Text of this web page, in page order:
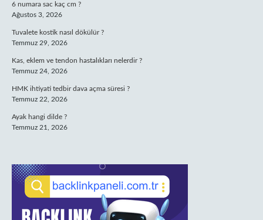
6 numara sac kaç cm ?
Ağustos 3, 2026
Tuvalete kostik nasıl dökülür ?
Temmuz 29, 2026
Kas, eklem ve tendon hastalıkları nelerdir ?
Temmuz 24, 2026
HMK ihtiyati tedbir dava açma süresi ?
Temmuz 22, 2026
Ayak hangi dilde ?
Temmuz 21, 2026